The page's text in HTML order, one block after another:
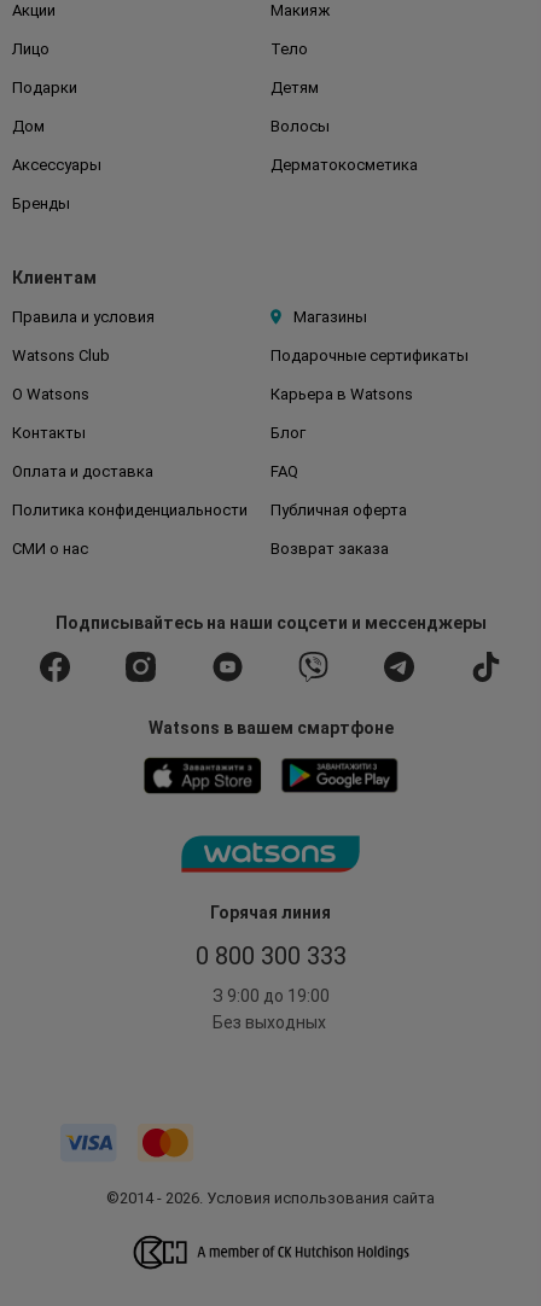
Горячая линия
0 800 300 333
З 9:00 до 19:00
Без выходных
Акции Макияж
Лицо Тело
Подарки Детям
Дом Волосы
Аксессуары Дерматокосметика
Бренды
Клиентам
Правила и условия Магазины
Watsons Club Подарочные сертификаты
О Watsons Карьера в Watsons
Контакты Блог
Оплата и доставка FAQ
Политика конфиденциальности Публичная оферта
СМИ о нас Возврат заказа
Подписывайтесьна наши соцсети и мессенджеры
Watsons в вашем смартфоне
©2014 - 2026. Условия использования сайта